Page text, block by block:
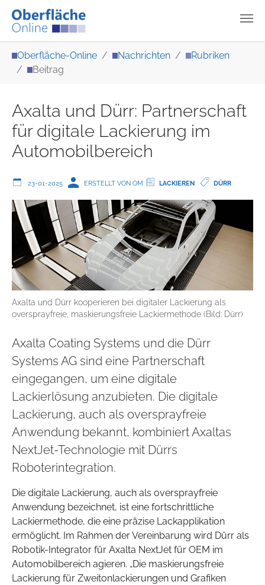
Oberfläche-Online Nachrichten
Rubriken
Beitrag
Axalta und Dürr: Partnerschaft
für digitale Lackierung im
Automobilbereich
23-01-2025 ERSTELLT VON OM LACKIEREN DÜRR
Axalta und Dürr kooperieren bei digitaler Lackierung als
oversprayfreie, maskierungsfreie Lackiermethode (Bild: Dürr)
Axalta Coating Systems und die Dürr
Systems AG sind eine Partnerschaft
eingegangen, um eine digitale
Lackierlösung anzubieten. Die digitale
Lackierung, auch als oversprayfreie
Anwendung bekannt, kombiniert Axaltas
NextJet-Technologie mit Dürrs
Roboterintegration.
Die digitale Lackierung, auch als oversprayfreie
Anwendung bezeichnet, ist eine fortschrittliche
Lackiermethode, die eine präzise Lackapplikation
ermöglicht. Im Rahmen der Vereinbarung wird Dürr als
Robotik-Integrator für Axalta NextJet für OEM im
Automobilbereich agieren. „Die maskierungsfreie
Lackierung für Zweitonlackierungen und Grafiken